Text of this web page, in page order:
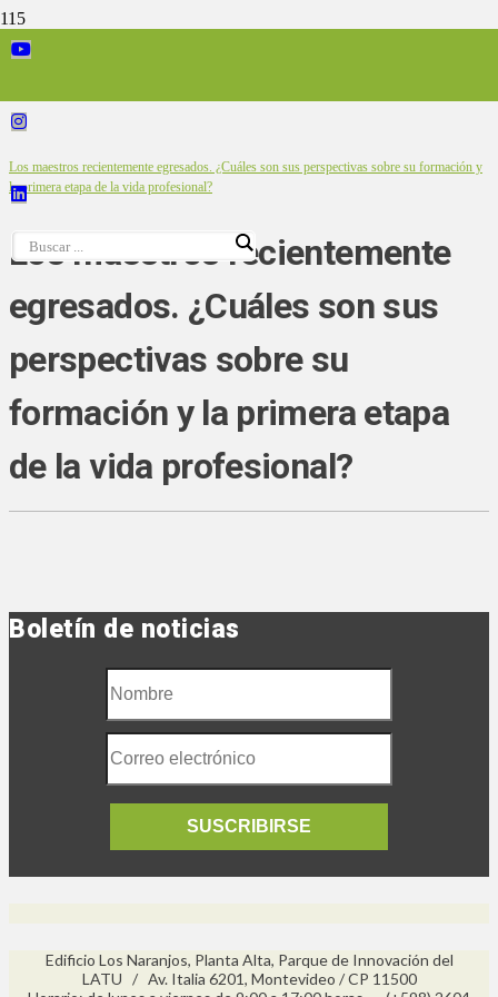
Inicio
/
/
Informes sobre las características de la profesión docente
Los maestros recientemente egresados. ¿Cuáles son sus perspectivas sobre su formación y
la primera etapa de la vida profesional?
Los maestros recientemente
egresados. ¿Cuáles son sus
perspectivas sobre su
formación y la primera etapa
de la vida profesional?
Boletín de noticias
SUSCRIBIRSE
Edificio Los Naranjos, Planta Alta, Parque de Innovación del
LATU / Av. Italia 6201, Montevideo / CP 11500